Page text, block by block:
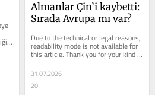
Almanlar Çin’i kaybetti:
Sırada Avrupa mı var?
Due to the technical or legal reasons,
readability mode is not available for
this article. Thank you for your kind
31.07.2026
20